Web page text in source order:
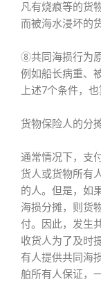
凡有烧痕等的货
而被海水浸坏的
⑧共同海损行为
例如船长病重、
上述7个条件，也
货物保险人的分
通常情况下，支
货人或货物所有
的人。但是，如
海损分摊，则货
付。因此，发生
收货人为了及时
有人提供共同海
舶所有人保证，